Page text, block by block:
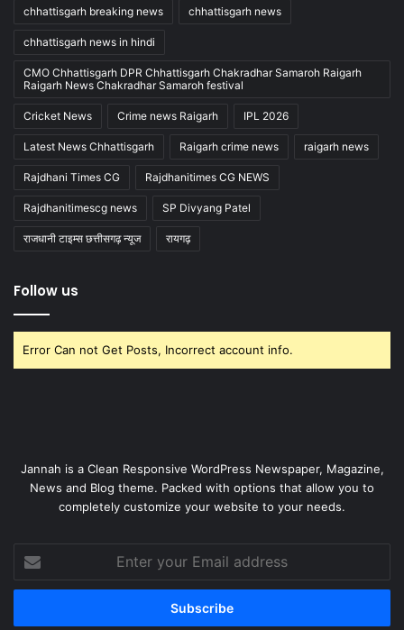
chhattisgarh breaking news chhattisgarh news
chhattisgarh news in hindi
CMO Chhattisgarh DPR Chhattisgarh Chakradhar Samaroh Raigarh
Raigarh News Chakradhar Samaroh festival
Cricket News Crime news Raigarh IPL 2026
Latest News Chhattisgarh Raigarh crime news raigarh news
Rajdhani Times CG Rajdhanitimes CG NEWS
Rajdhanitimescg news SP Divyang Patel
राजधानी टाइम्स छत्तीसगढ़ न्यूज रायगढ़
Follow us
Error Can not Get Posts, Incorrect account info.
Jannah is a Clean Responsive WordPress Newspaper, Magazine,
News and Blog theme. Packed with options that allow you to
completely customize your website to your needs.
your
Email